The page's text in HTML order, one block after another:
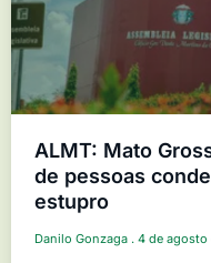
ALMT: Mato
de pessoas
estupro
Danilo Gonzaga 4 de